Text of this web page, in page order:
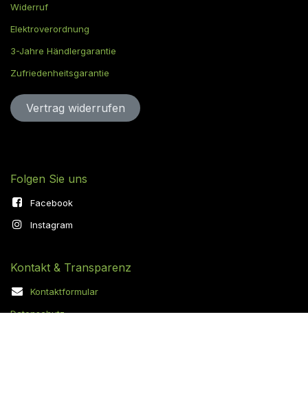
Widerruf
Elektroverordnung
3-Jahre Händlergarantie
Zufriedenheitsgarantie
Vertrag widerru​​​​​​​​​​fen
Folgen Sie uns
Facebook
Instagram
Kontakt & Transparenz
Kontaktformular
Datenschutz